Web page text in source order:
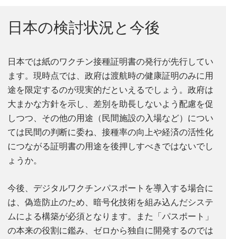
日本の検討状況と今後
日本では紙のワクチン接種証明書の発行が先行してい
ます。現時点では、政府は渡航時の健康証明のみに用
途を限定するのが現実的だといえるでしょう。政府は
大まかな方針を示し、差別を助長しないよう配慮を促
しつつ、その他の用途（民間施設の入場など）につい
ては民間の判断に委ね、接種率の向上や経済の活性化
につながる証明書の用途を後押しすべきではないでし
ょうか。
今後、デジタルワクチンパスポートを導入する場合に
は、偽造防止のため、暗号化技術を組み込んだシステ
ムによる構築が必須となります。また「パスポート」
の本来の役割に鑑み、ゼロから独自に開発するのでは